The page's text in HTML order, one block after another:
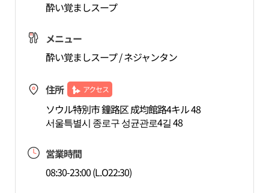
酔い覚ましスープ
メニュー
酔い覚ましスープ / ネジャンタン
住所 アクセス
ソウル特別市 鐘路区 成均館路4キル 48
서울특별시 종로구 성균관로4길 48
営業時間
08:30-23:00 (L.O22:30)